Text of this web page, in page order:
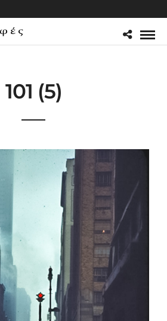
101 (5)